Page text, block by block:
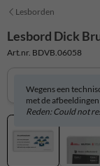
Lesborden
Lesbord Dick
Art.nr. BDVB.06058
Wegens een
met de
Reden: Could not